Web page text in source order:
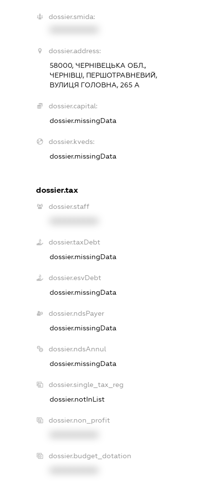
dossier.smida:
dossier.address:
58000, ЧЕРНІВЕЦЬКА ОБЛ.,
ЧЕРНІВЦІ, ПЕРШОТРАВНЕВИЙ,
ВУЛИЦЯ ГОЛОВНА, 265 А
dossier.capital:
dossier.missingData
dossier.kveds:
dossier.missingData
dossier.tax
dossier.staff
dossier.taxDebt
dossier.missingData
dossier.esvDebt
dossier.missingData
dossier.ndsPayer
dossier.missingData
dossier.ndsAnnul
dossier.missingData
dossier.single_tax_reg
dossier.notInList
dossier.non_profit
dossier.budget_dotation